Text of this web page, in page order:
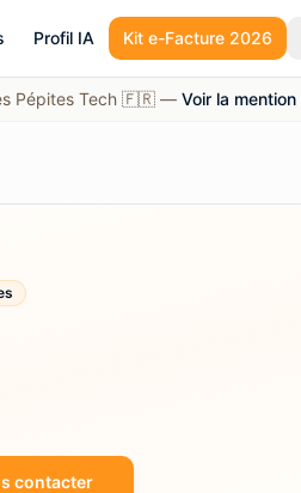
Profil IA Kit e-Facture 2026
Pépites Tech 🇫🇷 — Voir la mention
s
contacter